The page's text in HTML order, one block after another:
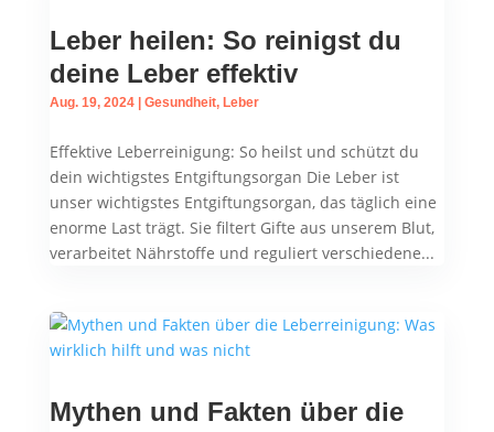
Leber heilen: So reinigst du
deine Leber effektiv
Aug. 19, 2024| Gesundheit, Leber
Effektive Leberreinigung: So heilst und schützt du
dein wichtigstes Entgiftungsorgan Die Leber ist
unser wichtigstes Entgiftungsorgan, das täglich eine
enorme Last trägt. Sie filtert Gifte aus unserem Blut,
verarbeitet Nährstoffe und reguliert verschiedene...
Mythen und Fakten über die